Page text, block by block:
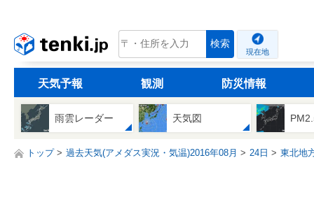
tenki.jp 検索
現在地
天気予報 観測 防災情報
雨雲レーダー 天気図
トップ 過去天気(アメダス実況・気温)2016年08月 24日 東北地